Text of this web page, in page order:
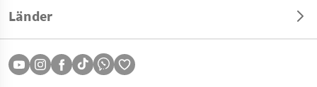
Länder